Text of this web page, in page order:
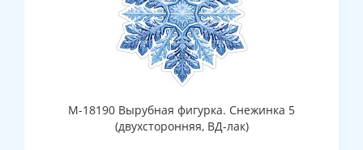
М-18190 Вырубная фигурка. Снежинка 5
(двухсторонняя, ВД-лак)